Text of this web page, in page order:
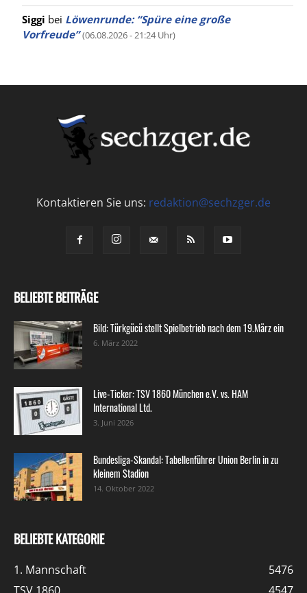
Siggi bei Löwenrunde: “Spüre eine große
Vorfreude” (06.08.2026 - 21:24 Uhr)
Kontaktieren Sie uns: redaktion@sechzger.de
BELIEBTE BEITRÄGE
Bild: Türkgücü stellt Spielbetrieb nach dem 19.März ein
6. März 2022
Live-Ticker: TSV 1860 München e.V. vs. HAM
International Ltd.
3. Juni 2026
Bundesliga-Skandal: Tabellenführer Union Berlin in zu
kleinem Stadion
14. Oktober 2022
BELIEBTE KATEGORIE
1. Mannschaft
5476